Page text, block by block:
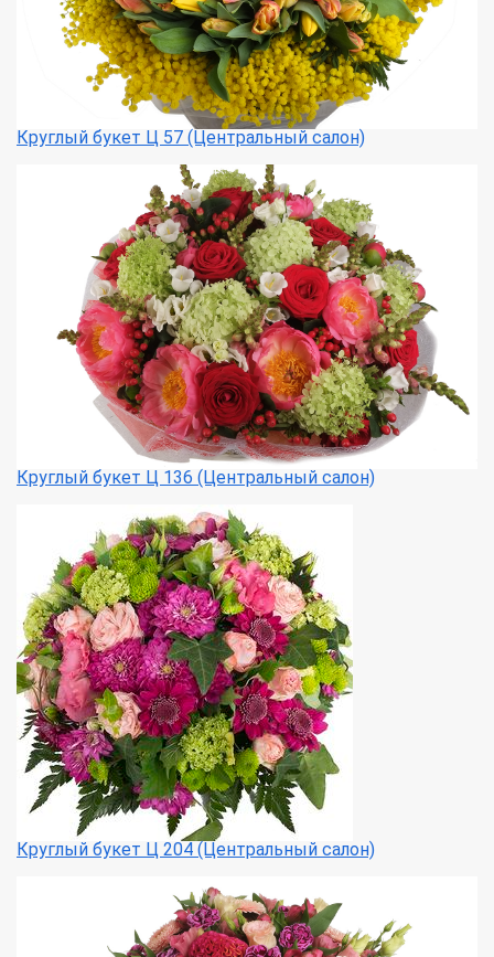
Круглый букет Ц 57 (Центральный салон)
Круглый букет Ц 136 (Центральный салон)
Круглый букет Ц 204 (Центральный салон)